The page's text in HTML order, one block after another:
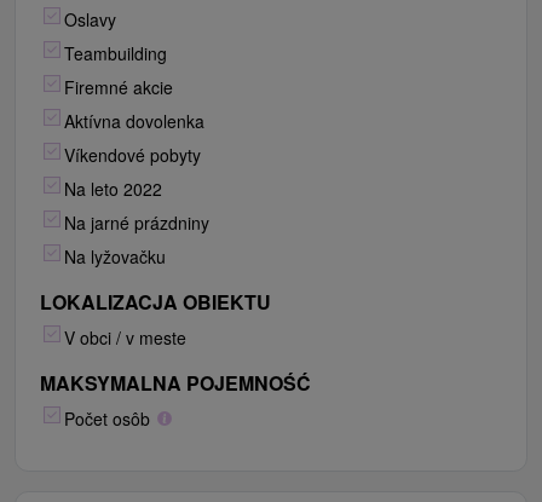
Oslavy
Teambuilding
Firemné akcie
Aktívna dovolenka
Víkendové pobyty
Na leto 2022
Na jarné prázdniny
Na lyžovačku
LOKALIZACJA OBIEKTU
V obci / v meste
MAKSYMALNA POJEMNOŚĆ
Počet osôb